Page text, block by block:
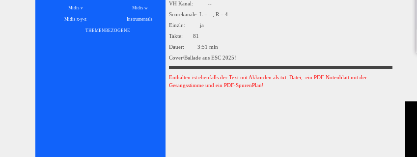
Midis v Midis w
Midis x-y-z Instrumentals
THEMENBEZOGENE
VH Kanal: --
Scorekanäle: L = --, R = 4
Einzlr.: ja
Takte: 81
Dauer: 3:51 min
Cover/Ballade aus ESC 2025!
Enthalten ist ebenfalls der Text mit Akkorden als txt. Datei, ein PDF-Notenblatt mit der
Gesangsstimme und ein PDF-SpurenPlan!